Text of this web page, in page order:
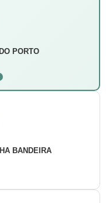
PORTO
BANDEIRA